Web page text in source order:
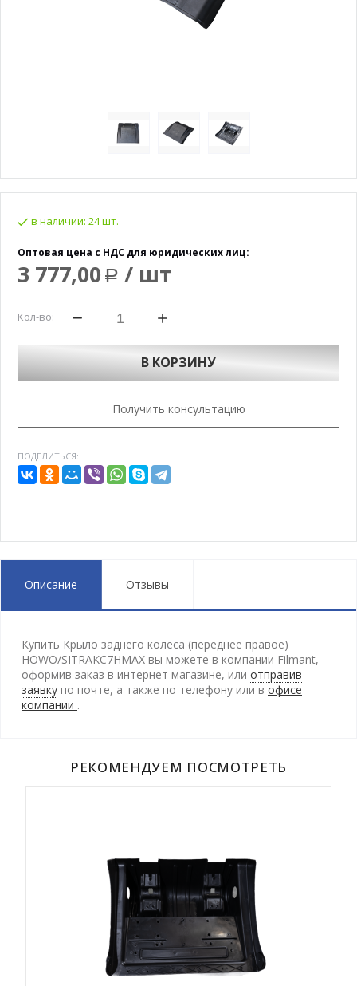
в наличии: 24 шт.
Оптовая цена с НДС для юридических лиц:
3 777,00 Р / шт
Кол-во:
В КОРЗИНУ
Получить консультацию
ПОДЕЛИТЬСЯ:
Описание Отзывы
Купить Крыло заднего колеса (переднее правое)
HOWO/SITRAKC7HMAX вы можете в компании Filmant,
оформив заказ в интернет магазине, или отправив
заявку по почте, а также по телефону или в офисе
компании .
РЕКОМЕНДУЕМ ПОСМОТРЕТЬ